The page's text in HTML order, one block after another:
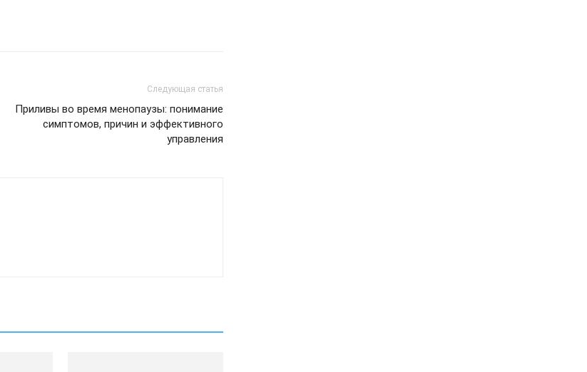
Следующая статья
Приливы во время менопаузы: понимание
симптомов, причин и эффективного
управления